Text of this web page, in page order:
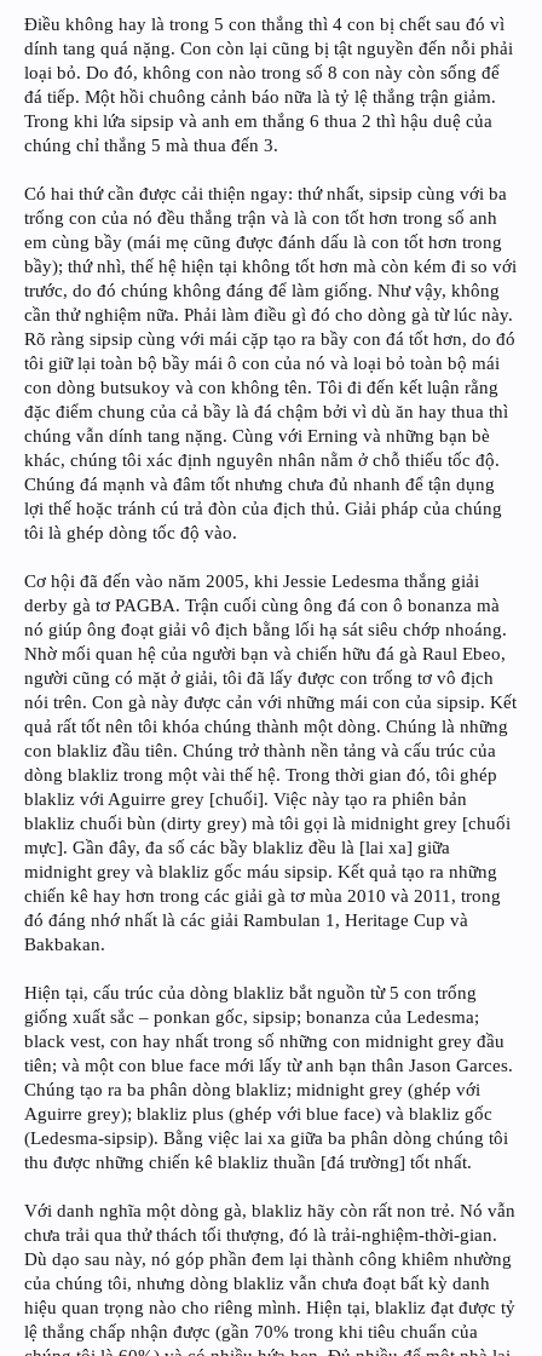
Điều không hay là trong 5 con thắng thì 4 con bị chết sau đó vì
dính tang quá nặng. Con còn lại cũng bị tật nguyền đến nỗi phải
loại bỏ. Do đó, không con nào trong số 8 con này còn sống để
đá tiếp. Một hồi chuông cảnh báo nữa là tỷ lệ thắng trận giảm.
Trong khi lứa sipsip và anh em thắng 6 thua 2 thì hậu duệ của
chúng chỉ thắng 5 mà thua đến 3.
Có hai thứ cần được cải thiện ngay: thứ nhất, sipsip cùng với ba
trống con của nó đều thắng trận và là con tốt hơn trong số anh
em cùng bầy (mái mẹ cũng được đánh dấu là con tốt hơn trong
bầy); thứ nhì, thế hệ hiện tại không tốt hơn mà còn kém đi so với
trước, do đó chúng không đáng để làm giống. Như vậy, không
cần thử nghiệm nữa. Phải làm điều gì đó cho dòng gà từ lúc này.
Rõ ràng sipsip cùng với mái cặp tạo ra bầy con đá tốt hơn, do đó
tôi giữ lại toàn bộ bầy mái ô con của nó và loại bỏ toàn bộ mái
con dòng butsukoy và con không tên. Tôi đi đến kết luận rằng
đặc điểm chung của cả bầy là đá chậm bởi vì dù ăn hay thua thì
chúng vẫn dính tang nặng. Cùng với Erning và những bạn bè
khác, chúng tôi xác định nguyên nhân nằm ở chỗ thiếu tốc độ.
Chúng đá mạnh và đâm tốt nhưng chưa đủ nhanh để tận dụng
lợi thế hoặc tránh cú trả đòn của địch thủ. Giải pháp của chúng
tôi là ghép dòng tốc độ vào.
Cơ hội đã đến vào năm 2005, khi Jessie Ledesma thắng giải
derby gà tơ PAGBA. Trận cuối cùng ông đá con ô bonanza mà
nó giúp ông đoạt giải vô địch bằng lối hạ sát siêu chớp nhoáng.
Nhờ mối quan hệ của người bạn và chiến hữu đá gà Raul Ebeo,
người cũng có mặt ở giải, tôi đã lấy được con trống tơ vô địch
nói trên. Con gà này được cản với những mái con của sipsip. Kết
quả rất tốt nên tôi khóa chúng thành một dòng. Chúng là những
con blakliz đầu tiên. Chúng trở thành nền tảng và cấu trúc của
dòng blakliz trong một vài thế hệ. Trong thời gian đó, tôi ghép
blakliz với Aguirre grey [chuối]. Việc này tạo ra phiên bản
blakliz chuối bùn (dirty grey) mà tôi gọi là midnight grey [chuối
mực]. Gần đây, đa số các bầy blakliz đều là [lai xa] giữa
midnight grey và blakliz gốc máu sipsip. Kết quả tạo ra những
chiến kê hay hơn trong các giải gà tơ mùa 2010 và 2011, trong
đó đáng nhớ nhất là các giải Rambulan 1, Heritage Cup và
Bakbakan.
Hiện tại, cấu trúc của dòng blakliz bắt nguồn từ 5 con trống
giống xuất sắc – ponkan gốc, sipsip; bonanza của Ledesma;
black vest, con hay nhất trong số những con midnight grey đầu
tiên; và một con blue face mới lấy từ anh bạn thân Jason Garces.
Chúng tạo ra ba phân dòng blakliz; midnight grey (ghép với
Aguirre grey); blakliz plus (ghép với blue face) và blakliz gốc
(Ledesma-sipsip). Bằng việc lai xa giữa ba phân dòng chúng tôi
thu được những chiến kê blakliz thuần [đá trường] tốt nhất.
Với danh nghĩa một dòng gà, blakliz hãy còn rất non trẻ. Nó vẫn
chưa trải qua thử thách tối thượng, đó là trải-nghiệm-thời-gian.
Dù dạo sau này, nó góp phần đem lại thành công khiêm nhường
của chúng tôi, nhưng dòng blakliz vẫn chưa đoạt bất kỳ danh
hiệu quan trọng nào cho riêng mình. Hiện tại, blakliz đạt được tỷ
lệ thắng chấp nhận được (gần 70% trong khi tiêu chuẩn của